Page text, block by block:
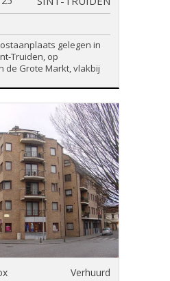
gelegen in
Truiden, op
de Grote Markt, vlakbij
Verhuurd